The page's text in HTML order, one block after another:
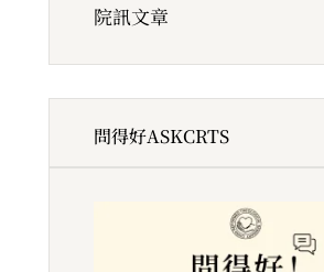
院訊文章
問得好ASKCRTS